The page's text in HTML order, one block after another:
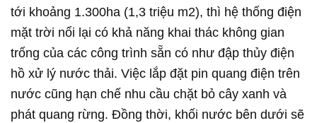
tới khoảng 1.300ha (1,3 triệu m2), thì hệ thống điện
mặt trời nổi lại có khả năng khai thác không gian
trống của các công trình sẵn có như đập thủy điện
hồ xử lý nước thải. Việc lắp đặt pin quang điện trên
nước cũng hạn chế nhu cầu chặt bỏ cây xanh và
phát quang rừng. Đồng thời, khối nước bên dưới sẽ